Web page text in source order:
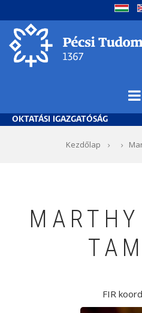
a
tartalomra
OKTATÁSI IGAZGATÓSÁG
MorzsaKezdőlap
FIR